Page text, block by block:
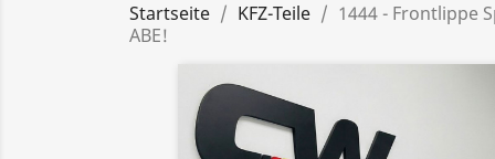
Startseite KFZ-Teile
1444 - Frontlippe
ABE!